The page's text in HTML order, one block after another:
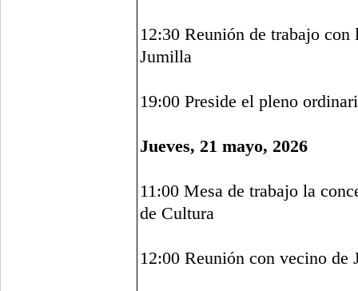
12:30 Reunión de trabajo
Jumilla
19:00 Preside el pleno
Jueves, 21 mayo, 2026
11:00 Mesa de trabajo la
de Cultura
12:00 Reunión con vecino de